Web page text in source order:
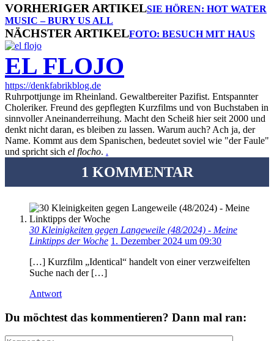
VORHERIGER ARTIKELSIE HÖREN: HOT WATER
MUSIC – BURY US ALL
NÄCHSTER ARTIKELFOTO: BESUCH MIT HAUS
EL FLOJO
https://denkfabrikblog.de
Ruhrpottjunge im Rheinland. Gewaltbereiter Pazifist. Entspannter
Choleriker. Freund des gepflegten Kurzfilms und von Buchstaben in
sinnvoller Aneinanderreihung. Macht den Scheiß hier seit 2000 und
denkt nicht daran, es bleiben zu lassen. Warum auch? Ach ja, der
Name. Kommt aus dem Spanischen, bedeutet soviel wie "der Faule"
und spricht sich el flocho. .
1 KOMMENTAR
30 Kleinigkeiten gegen Langeweile (48/2024) - Meine
Linktipps der Woche 1. Dezember 2024 um 09:30
[…] Kurzfilm „Identical“ handelt von einer verzweifelten
Suche nach der […]
Antwort
Du möchtest das kommentieren? Dann mal ran: